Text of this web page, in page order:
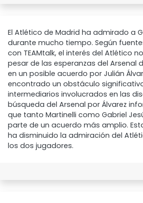
El Atlético de Madrid ha admirado a
durante mucho tiempo. Según
con TEAMtalk, el interés del Atlético
pesar de las esperanzas del Arsenal
en un posible acuerdo por Julián
encontrado un obstáculo
intermediarios involucrados en las
búsqueda del Arsenal por Álvarez
que tanto Martinelli como Gabriel
parte de un acuerdo más amplio.
ha disminuido la admiración del
los dos jugadores.